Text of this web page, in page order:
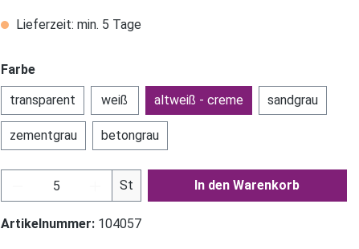
Lieferzeit: min. 5 Tage
Farbe
transparent
weiß altweiß - creme sandgrau
zementgrau betongrau
Produkt Anzahl: Gib den gewünschten
St In den Warenkorb
Artikelnummer: 104057